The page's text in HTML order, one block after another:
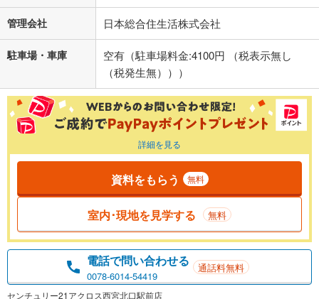
管理会社 日本総合住生活株式会社
駐車場・車庫
空有（駐車場料金:4100円 （税表示無し
（税発生無）））
詳細を見る
資料をもらう 無料
室内･現地を見学する 無料
電話で問い合わせる
0078-6014-54419
通話料無料
センチュリー21アクロス西宮北口駅前店